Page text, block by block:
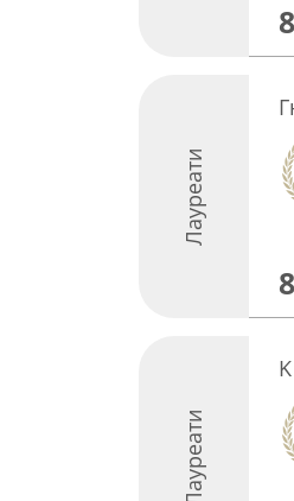
Лауреати
Лауреати